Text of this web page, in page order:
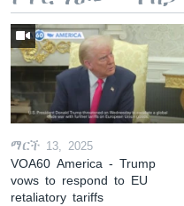
ማርች 13, 2025
VOA60 America - Trump
vows to respond to EU
retaliatory tariffs